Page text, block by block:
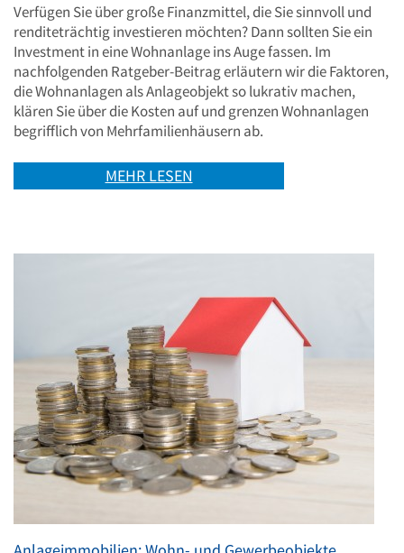
Verfügen Sie über große Finanzmittel, die Sie sinnvoll und
renditeträchtig investieren möchten? Dann sollten Sie ein
Investment in eine Wohnanlage ins Auge fassen. Im
nachfolgenden Ratgeber-Beitrag erläutern wir die Faktoren,
die Wohnanlagen als Anlageobjekt so lukrativ machen,
klären Sie über die Kosten auf und grenzen Wohnanlagen
begrifflich von Mehrfamilienhäusern ab.
MEHR LESEN